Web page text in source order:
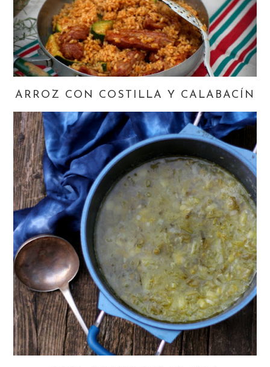
ARROZ CON COSTILLA Y CALABACÍN